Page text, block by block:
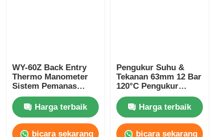
WY-60Z Back Entry
Thermo Manometer
Sistem Pemanas
Tekanan Skala Ganda
Dan Pengukur Suhu
OEMODM
Harga terbaik
bicara sekarang
Pengukur Suhu &
Tekanan 63mm 12 Bar
120°C Pengukur
Gabungan Boiler
HVAC Harga terbaik
bicara sekarang